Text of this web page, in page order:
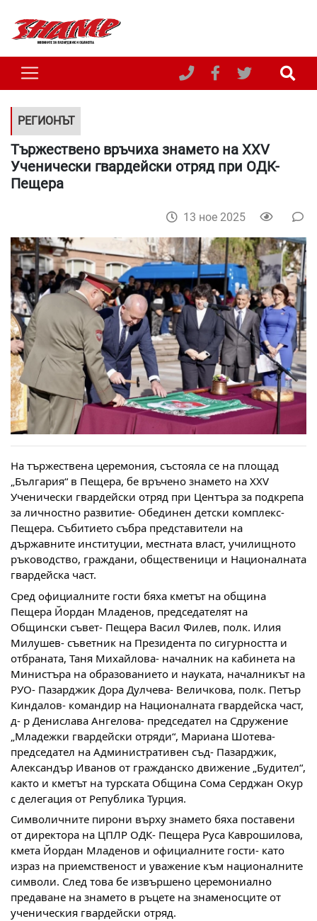
РЕГИОНЪТ
Тържествено връчиха знамето на XXV
Ученически гвардейски отряд при ОДК-
Пещера
13 ное 2025
На тържествена церемония, състояла се на площад
„България“ в Пещера, бе връчено знамето на XXV
Ученически гвардейски отряд при Центъра за подкрепа
за личностно развитие- Обединен детски комплекс-
Пещера. Събитието събра представители на
държавните институции, местната власт, училищното
ръководство, граждани, общественици и Националната
гвардейска част.
Сред официалните гости бяха кметът на община
Пещера Йордан Младенов, председателят на
Общински съвет- Пещера Васил Филев, полк. Илия
Милушев- съветник на Президента по сигурността и
отбраната, Таня Михайлова- началник на кабинета на
Министъра на образованието и науката, началникът на
РУО- Пазарджик Дора Дулчева- Величкова, полк. Петър
Киндалов- командир на Националната гвардейска част,
д- р Денислава Ангелова- председател на Сдружение
„Младежки гвардейски отряди“, Мариана Шотева-
председател на Административен съд- Пазарджик,
Александър Иванов от гражданско движение „Будител“,
както и кметът на турската Община Сома Серджан Окур
с делегация от Република Турция.
Символичните пирони върху знамето бяха поставени
от директора на ЦПЛР ОДК- Пещера Руса Каврошилова,
кмета Йордан Младенов и официалните гости- като
израз на приемственост и уважение към националните
символи. След това бе извършено церемониално
предаване на знамето в ръцете на знаменосците от
ученическия гвардейски отряд.